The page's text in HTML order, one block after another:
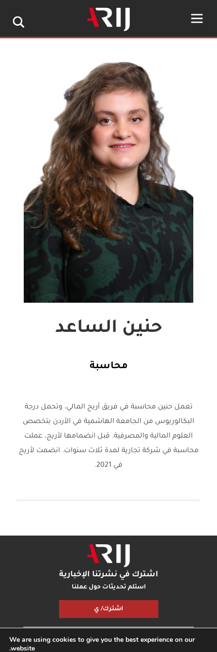
حنين الساعد
محاسبة
تعمل حنين محاسبة في فريق أريج المالي، وتحمل درجة
البكالوريوس من الجامعة الهاشمية في الأردن بتخصص
العلوم المالية والمصرفية. قبل انضمامها لأريج، عملت
محاسبة في شركة تجارية لمدة ثلاث سنوات. انضمت لأريج
في 2021.
اشترك في نشرتنا الإخبارية
استلم تحديثات حول عملنا
اشترك/ ي
مكتبة أريجبودكاست أريجاتصل بناشارك معنا
We are using cookies to give you the best experience on our
website.